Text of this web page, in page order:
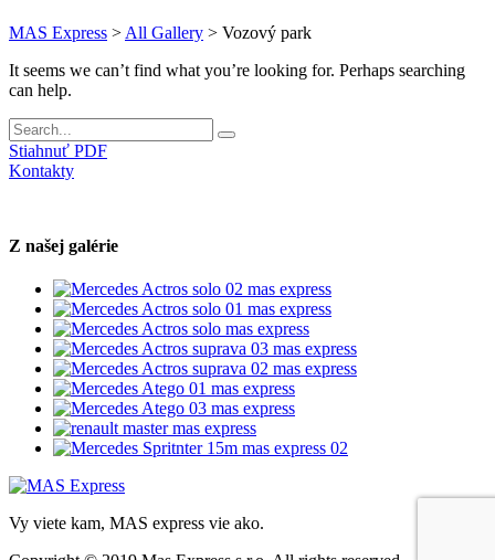
MAS Express > All Gallery > Vozový park
It seems we can’t find what you’re looking for. Perhaps searching
can help.
Stiahnuť PDF
Kontakty
Z našej galérie
Vy viete kam, MAS express vie ako.